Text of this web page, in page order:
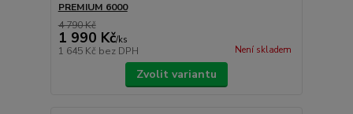
PREMIUM 6000
4 790 Kč
1 990 Kč/ks
1 645 Kč bez DPH Není skladem
Zvolit variantu